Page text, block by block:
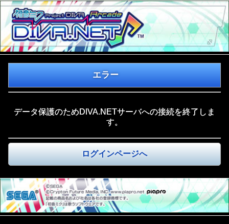
エラー
データ保護のためDIVA.NETサーバへの接続を終了しま
す。
ログインページへ